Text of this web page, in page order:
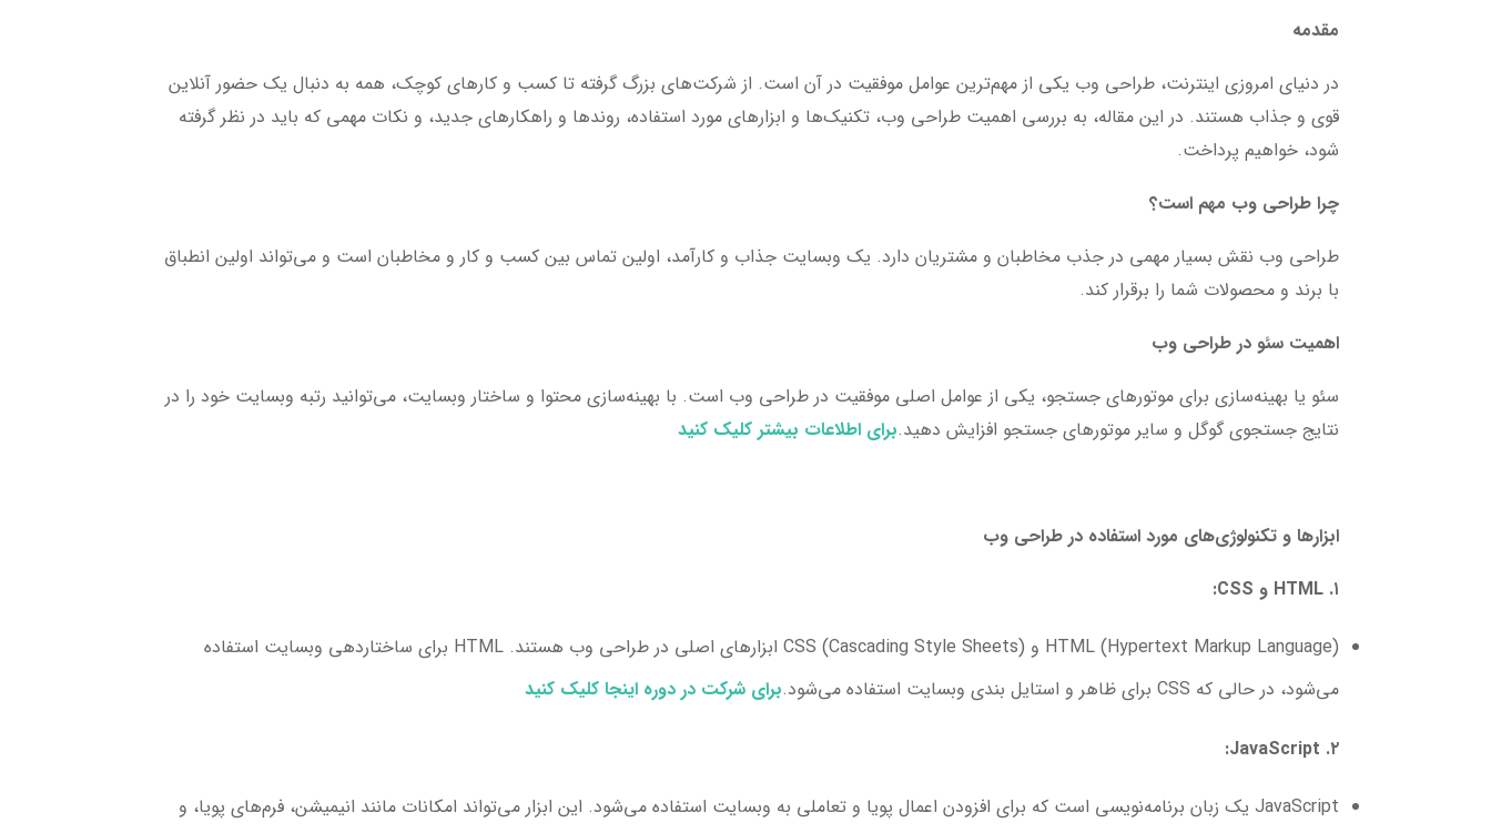
مقدمه
در دنیای امروزی اینترنت، طراحی وب یکی از مهم‌ترین عوامل موفقیت در آن است. از شرکت‌های بزرگ گرفته تا کسب و کارهای کوچک، همه به دنبال یک حضور آنلاین
قوی و جذاب هستند. در این مقاله، به بررسی اهمیت طراحی وب، تکنیک‌ها و ابزارهای مورد استفاده، روندها و راهکارهای جدید، و نکات مهمی که باید در نظر گرفته
شود، خواهیم پرداخت.
چرا طراحی وب مهم است؟
طراحی وب نقش بسیار مهمی در جذب مخاطبان و مشتریان دارد. یک وبسایت جذاب و کارآمد، اولین تماس بین کسب و کار و مخاطبان است و می‌تواند اولین انطباق
با برند و محصولات شما را برقرار کند.
اهمیت سئو در طراحی وب
سئو یا بهینه‌سازی برای موتورهای جستجو، یکی از عوامل اصلی موفقیت در طراحی وب است. با بهینه‌سازی محتوا و ساختار وبسایت، می‌توانید رتبه وبسایت خود را در
نتایج جستجوی گوگل و سایر موتورهای جستجو افزایش دهید.برای اطلاعات بیشتر کلیک کنید
ابزارها و تکنولوژی‌های مورد استفاده در طراحی وب
۱. HTML و CSS:
HTML (Hypertext Markup Language) و CSS (Cascading Style Sheets) ابزارهای اصلی در طراحی وب هستند. HTML برای ساختاردهی وبسایت استفاده
می‌شود، در حالی که CSS برای ظاهر و استایل بندی وبسایت استفاده می‌شود.
برای شرکت در دوره اینجا کلیک کنید
۲. JavaScript:
JavaScript یک زبان برنامه‌نویسی است که برای افزودن اعمال پویا و تعاملی به وبسایت استفاده می‌شود. این ابزار می‌تواند امکانات مانند انیمیشن، فرم‌های پویا، و